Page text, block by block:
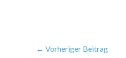
← Vorheriger Beitrag